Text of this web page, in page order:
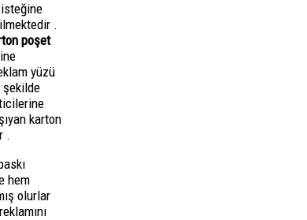
.
poşet
yüzü
şekilde
karton
.
hem
olurlar